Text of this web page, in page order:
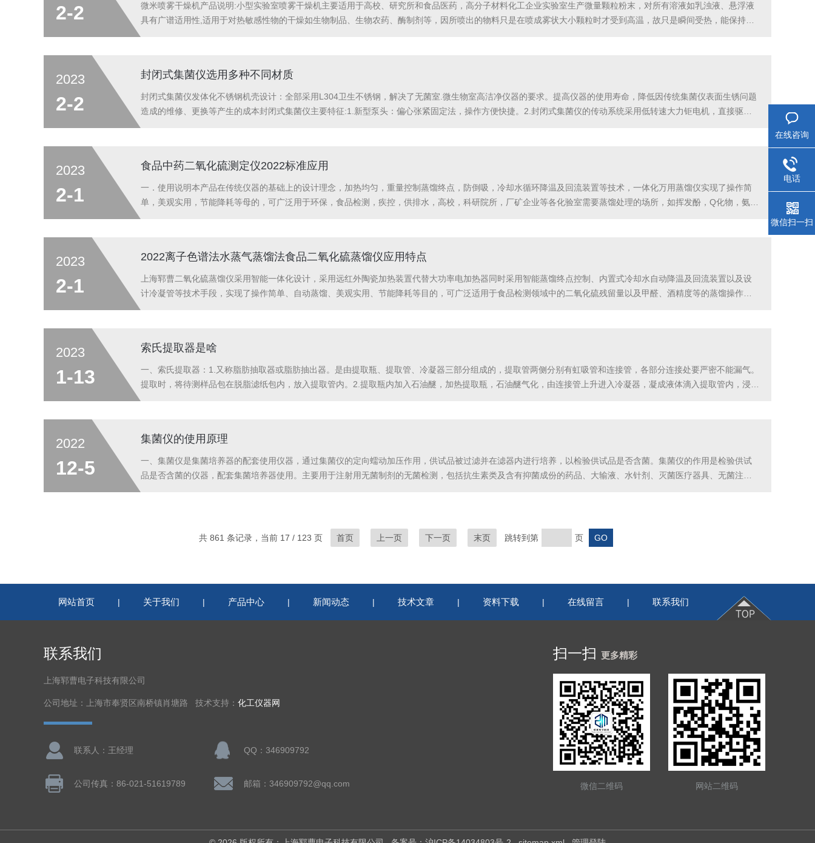
2-2
微米喷雾干燥机产品说明:小型实验室喷雾干燥机主要适用于高校、研究所和食品医药，高分子材料化工企业实验室生产微量颗粒粉末，对所有溶液如乳浊液、悬浮液
具有广谱适用性,适用于对热敏感性物的干燥如生物制品、生物农药、酶制剂等，因所喷出的物料只是在喷成雾状大小颗粒时才受到高温，故只是瞬间受热，能保持这
2023
2-2
封闭式集菌仪选用多种不同材质
封闭式集菌仪发体化不锈钢机壳设计：全部采用L304卫生不锈钢，解决了无菌室.微生物室高洁净仪器的要求。提高仪器的使用寿命，降低因传统集菌仪表面生锈问题
造成的维修、更换等产生的成本封闭式集菌仪主要特征:1.新型泵头：偏心张紧固定法，操作方便快捷。2.封闭式集菌仪的传动系统采用低转速大力钜电机，直接驱
2023
2-1
食品中药二氧化硫测定仪2022标准应用
一．使用说明本产品在传统仪器的基础上的设计理念，加热均匀，重量控制蒸馏终点，防倒吸，冷却水循环降温及回流装置等技术，一体化万用蒸馏仪实现了操作简
单，美观实用，节能降耗等母的，可广泛用于环保，食品检测，疾控，供排水，高校，科研院所，厂矿企业等各化验室需要蒸馏处理的场所，如挥发酚，Q化物，氨
2023
2-1
2022离子色谱法水蒸气蒸馏法食品二氧化硫蒸馏仪应用特点
上海郓曹二氧化硫蒸馏仪采用智能一体化设计，采用远红外陶瓷加热装置代替大功率电加热器同时采用智能蒸馏终点控制、内置式冷却水自动降温及回流装置以及设
计冷凝管等技术手段，实现了操作简单、自动蒸馏、美观实用、节能降耗等目的，可广泛适用于食品检测领域中的二氧化硫残留量以及甲醛、酒精度等的蒸馏操作，
2023
1-13
索氏提取器是啥
一、索氏提取器：1.又称脂肪抽取器或脂肪抽出器。是由提取瓶、提取管、冷凝器三部分组成的，提取管两侧分别有虹吸管和连接管，各部分连接处要严密不能漏气。
提取时，将待测样品包在脱脂滤纸包内，放入提取管内。2.提取瓶内加入石油醚，加热提取瓶，石油醚气化，由连接管上升进入冷凝器，凝成液体滴入提取管内，浸提
2022
12-5
集菌仪的使用原理
一、集菌仪是集菌培养器的配套使用仪器，通过集菌仪的定向蠕动加压作用，供试品被过滤并在滤器内进行培养，以检验供试品是否含菌。集菌仪的作用是检验供试
品是否含菌的仪器，配套集菌培养器使用。主要用于注射用无菌制剂的无菌检测，包括抗生素类及含有抑菌成份的药品、大输液、水针剂、灭菌医疗器具、无菌注射
共 861 条记录，当前 17 / 123 页 首页 上一页 下一页 末页 跳转到第 页
网站首页 | 关于我们 | 产品中心 | 新闻动态 | 技术文章 | 资料下载 | 在线留言 | 联系我们
联系我们
上海郓曹电子科技有限公司
公司地址：上海市奉贤区南桥镇肖塘路 技术支持： 化工仪器网
联系人：王经理 QQ：346909792
公司传真：86-021-51619789 邮箱：346909792@qq.com
扫一扫 更多精彩
微信二维码 网站二维码
在线咨询
电话
微信扫一扫